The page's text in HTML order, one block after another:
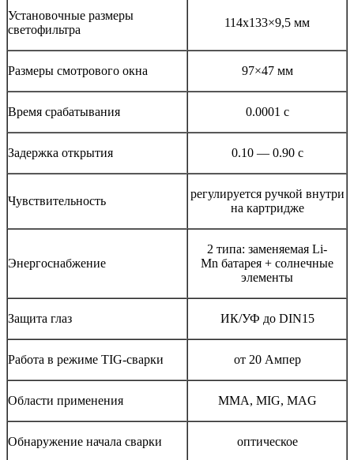
Установочные размеры
светофильтра
114х133×9,5 мм
Размеры смотрового окна 97×47 мм
Время срабатывания 0.0001 с
Задержка открытия 0.10 — 0.90 с
Чувствительность
регулируется ручкой внутри
на картридже
Энергоснабжение
2 типа: заменяемая Li-
Mn батарея + солнечные
элементы
Защита глаз ИК/УФ до DIN15
Работа в режиме TIG-сварки от 20 Ампер
Области применения MMA, MIG, MAG
Обнаружение начала сварки оптическое